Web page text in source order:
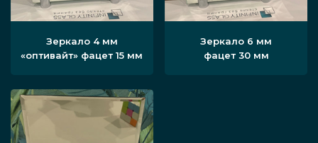
Зеркало 4 мм
«оптивайт» фацет 15 мм
Зеркало 6 мм
фацет 30 мм